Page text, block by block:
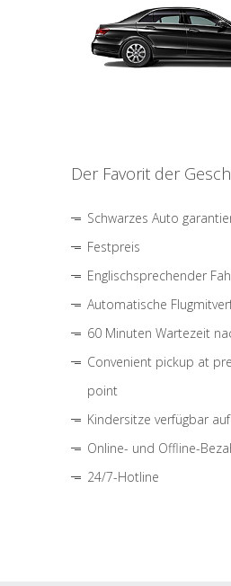
Der Favorit der
Schwarzes Auto
Festpreis
Englischsprechender
Automatische
60 Minuten Wartezeit
Convenient pickup at
point
Kindersitze verfügbar
Online- und Offline-
24/7-Hotline